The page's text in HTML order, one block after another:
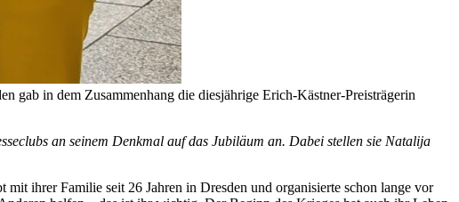
gab in dem Zusammenhang die diesjährige Erich-Kästner-Preisträgerin
an seinem Denkmal auf das Jubiläum an. Dabei stellen sie Natalija
ihrer Familie seit 26 Jahren in Dresden und organisierte schon lange vor